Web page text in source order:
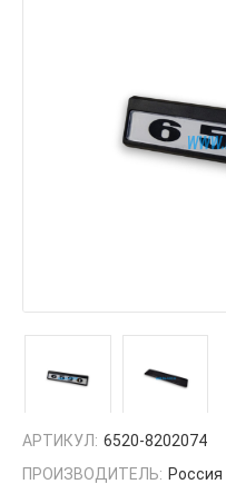
АРТИКУЛ: 6520-8202074
ПРОИЗВОДИТЕЛЬ: Россия